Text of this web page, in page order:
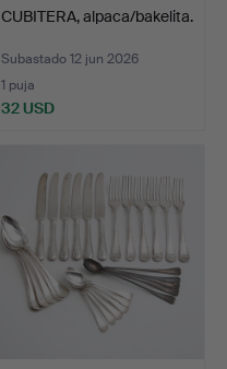
CUBITERA, alpaca/bakelita.
Subastado 12 jun 2026
1 puja
32 USD